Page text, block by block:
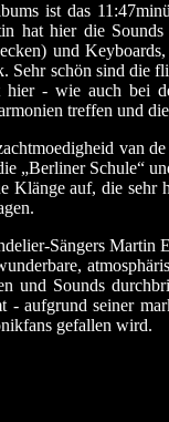
ist das
hat hier die
und
Sehr schön sind die
hier - wie auch bei
treffen und
van
„Berliner Schule“
Klänge auf, die
Sängers Martin
und Sounds
aufgrund seiner
gefallen wird.